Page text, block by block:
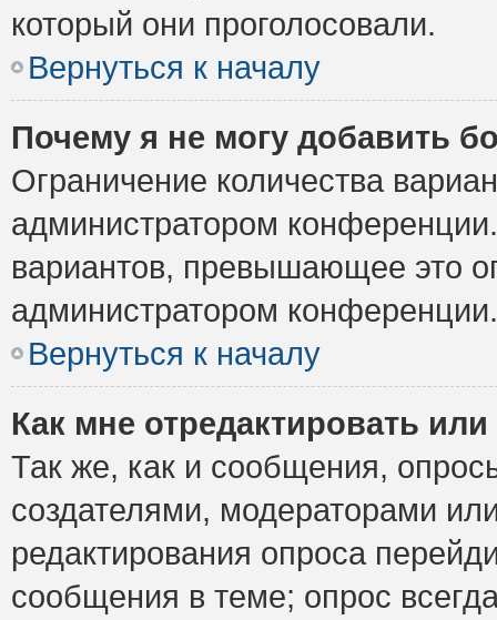
который они проголосовали.
Вернуться к началу
Почему я не могу добавить
Ограничение количества
администратором
вариантов, превышающее это
администратором конференции.
Вернуться к началу
Как мне отредактировать
Так же, как и сообщения,
создателями, модераторами
редактирования опроса
сообщения в теме; опрос